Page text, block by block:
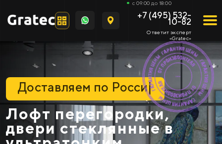
с 09:00 до 18:00
+7 (495) 532-
10-82
Ответит эксперт
«Gratec»
Разрабатываем с|
Лофт перегородки,
двери стеклянные в